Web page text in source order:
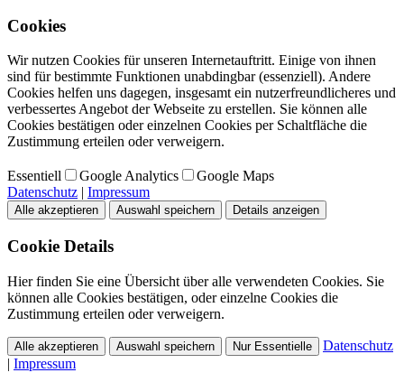
Cookies
Wir nutzen Cookies für unseren Internetauftritt. Einige von ihnen
sind für bestimmte Funktionen unabdingbar (essenziell). Andere
Cookies helfen uns dagegen, insgesamt ein nutzerfreundlicheres und
verbessertes Angebot der Webseite zu erstellen. Sie können alle
Cookies bestätigen oder einzelnen Cookies per Schaltfläche die
Zustimmung erteilen oder verweigern.
Essentiell Google Analytics
Google Maps
Datenschutz | Impressum
Alle akzeptieren Auswahl speichern Details anzeigen
Cookie Details
Hier finden Sie eine Übersicht über alle verwendeten Cookies. Sie
können alle Cookies bestätigen, oder einzelne Cookies die
Zustimmung erteilen oder verweigern.
Alle akzeptieren Auswahl speichern Nur Essentielle
Datenschutz
| Impressum